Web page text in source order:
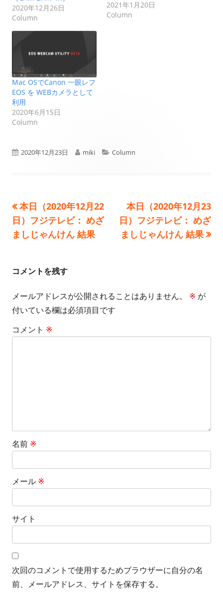
2020年12月26日
Column
2021年1月20日
Column
Mac OSでCanon 一眼レフ
EOS を WEBカメラとして
利用
2020年6月15日
Column
公
2020年12月23日
作
miki
カ
Column
投
稿
ビ
ゲ
ー
シ
前
の
記
本日（2020年12月22
日）フジテレビ： めざ
ましじゃんけん 結果
次
の
記
本日（2020年12月23
日）フジテレビ： めざ
ましじゃんけん 結果
コメントを残す
メールアドレスが公開されることはありません。 ※ が
付いている欄は必須項目です
コメント ※
名前 ※
メール ※
サイト
次回のコメントで使用するためブラウザーに自分の名
前、メールアドレス、サイトを保存する。